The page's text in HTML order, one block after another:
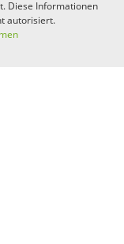
Diese Informationen
autorisiert.